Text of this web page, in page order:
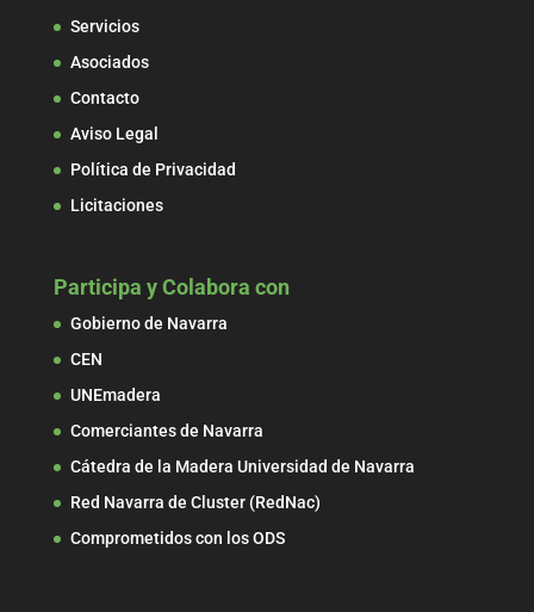
Servicios
Asociados
Contacto
Aviso Legal
Política de Privacidad
Licitaciones
Participa y Colabora con
Gobierno de Navarra
CEN
UNEmadera
Comerciantes de Navarra
Cátedra de la Madera Universidad de Navarra
Red Navarra de Cluster (RedNac)
Comprometidos con los ODS